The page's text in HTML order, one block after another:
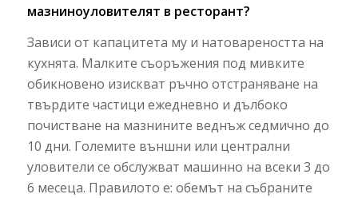
мазниноуловителят в ресторант?
Зависи от капацитета му и натовареността на
кухнята. Малките съоръжения под мивките
обикновено изискват ръчно отстраняване на
твърдите частици ежедневно и дълбоко
почистване на мазнините веднъж седмично до
10 дни. Големите външни или централни
уловители се обслужват машинно на всеки 3 до
6 месеца. Правилото е: обемът на събраните